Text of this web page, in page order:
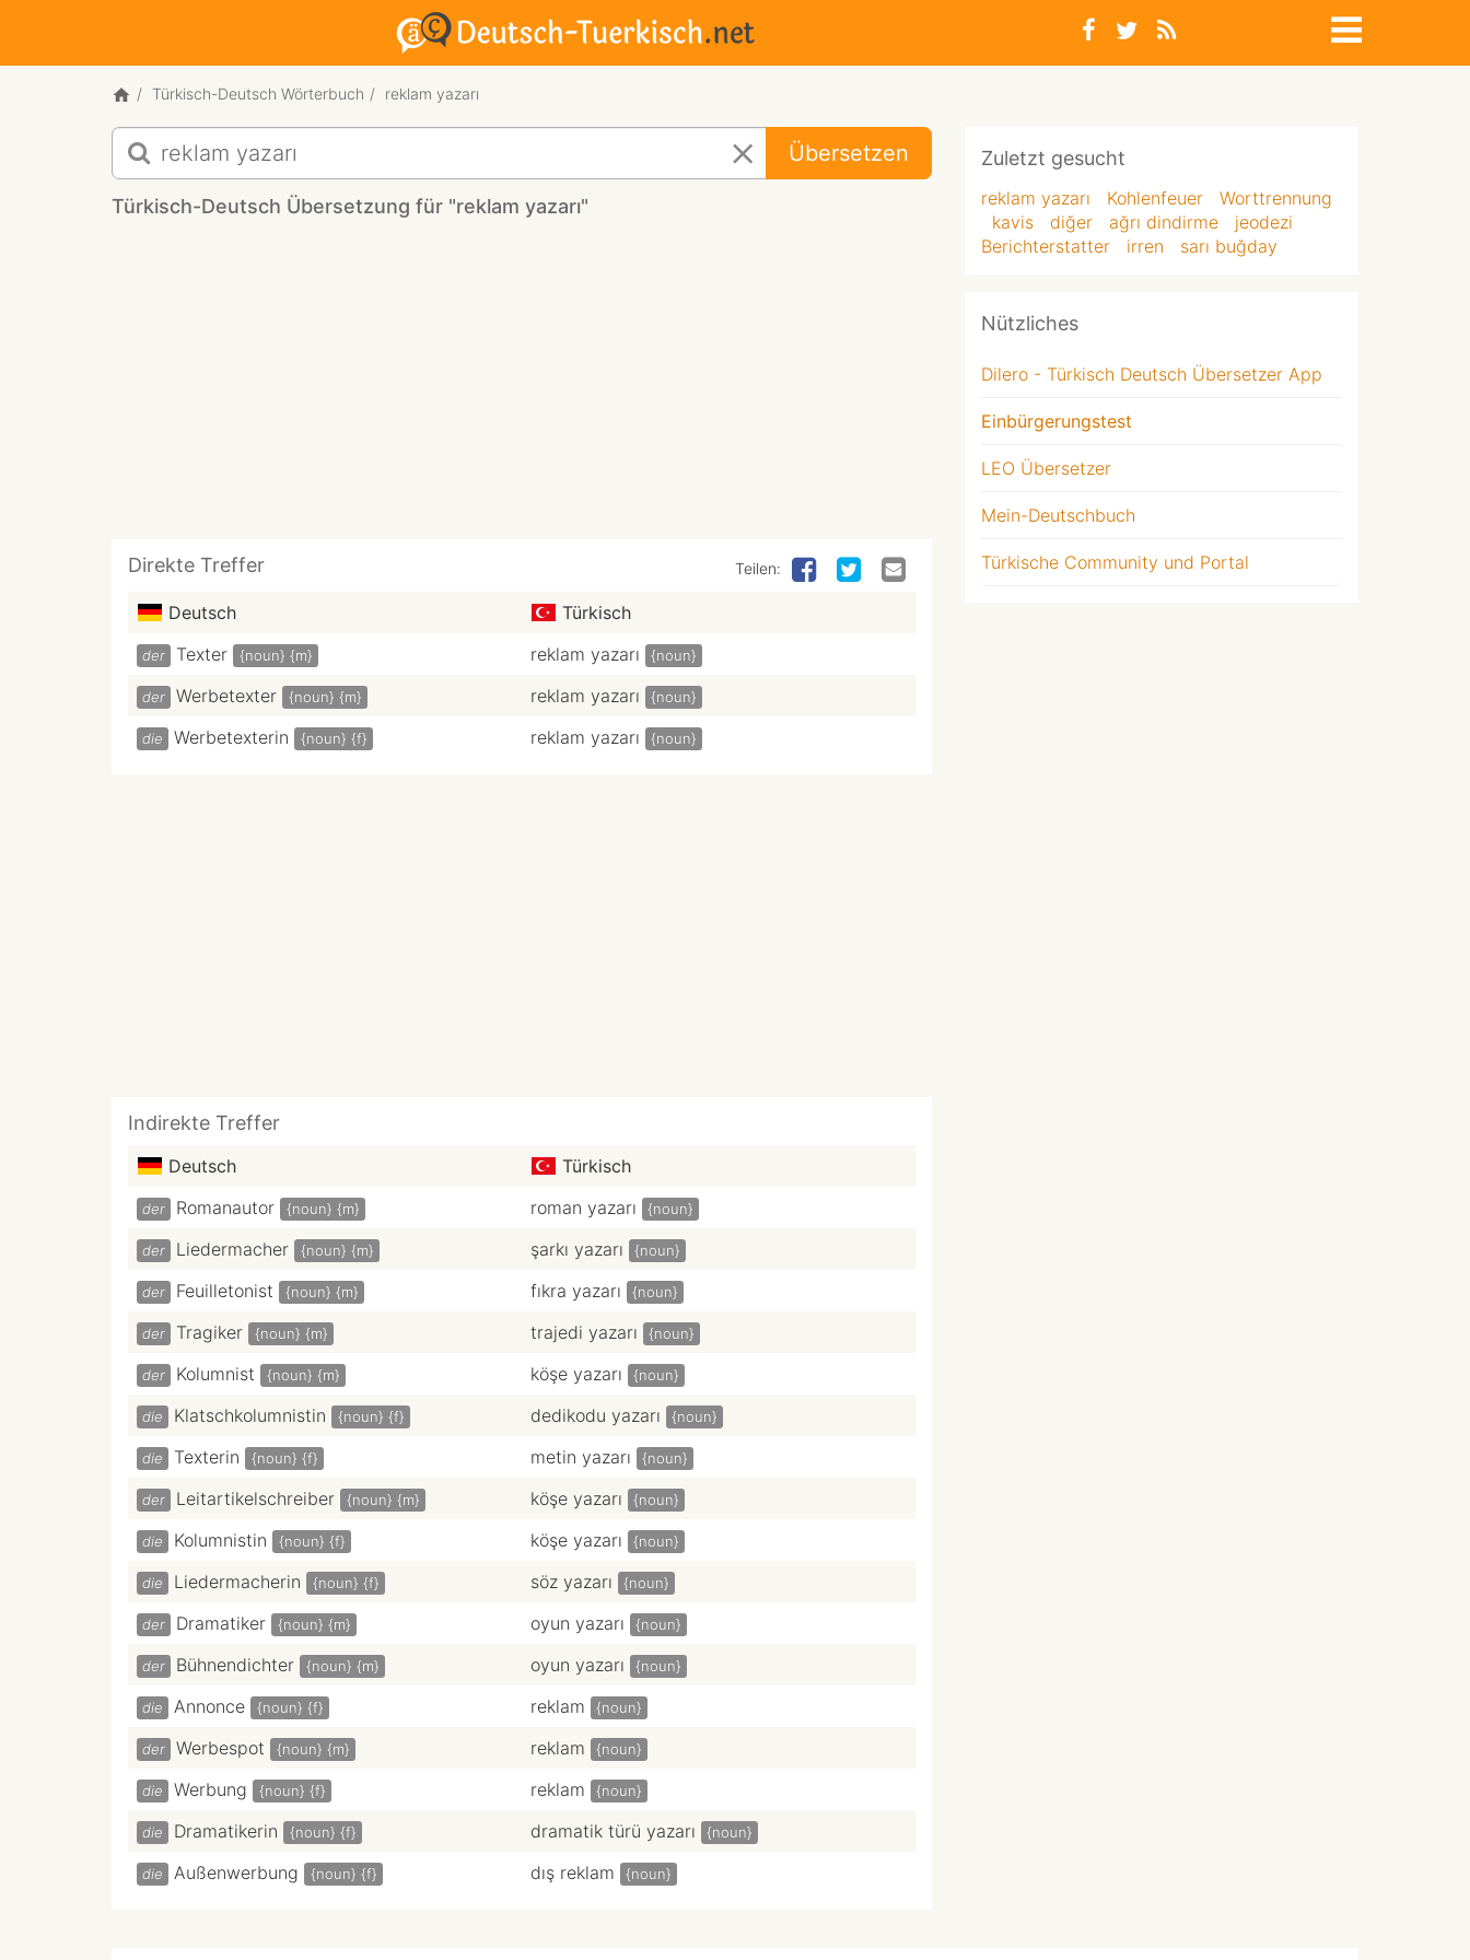
Türkisch-Deutsch Wörterbuch reklam yazarı
Türkisch-
Deutsch
Übersetzung
für
Übersetzen
Türkisch-Deutsch Übersetzung für "reklam yazarı"
Direkte Treffer Teilen:
Deutsch Türkisch
der Texter {noun} {m} reklam yazarı {noun}
der Werbetexter {noun} {m} reklam yazarı {noun}
die Werbetexterin {noun} {f} reklam yazarı {noun}
Indirekte Treffer
Deutsch Türkisch
der Romanautor {noun} {m} roman yazarı {noun}
der Liedermacher {noun} {m} şarkı yazarı {noun}
der Feuilletonist {noun} {m} fıkra yazarı {noun}
der Tragiker {noun} {m} trajedi yazarı {noun}
der Kolumnist {noun} {m} köşe yazarı {noun}
die Klatschkolumnistin {noun} {f} dedikodu yazarı {noun}
die Texterin {noun} {f} metin yazarı {noun}
der Leitartikelschreiber {noun} {m} köşe yazarı {noun}
die Kolumnistin {noun} {f} köşe yazarı {noun}
die Liedermacherin {noun} {f} söz yazarı {noun}
der Dramatiker {noun} {m} oyun yazarı {noun}
der Bühnendichter {noun} {m} oyun yazarı {noun}
die Annonce {noun} {f} reklam {noun}
der Werbespot {noun} {m} reklam {noun}
die Werbung {noun} {f} reklam {noun}
die Dramatikerin {noun} {f} dramatik türü yazarı {noun}
die Außenwerbung {noun} {f} dış reklam {noun}
Zuletzt gesucht
reklam yazarı Kohlenfeuer
Worttrennung
kavis
diğer ağrı dindirme
jeodezi
Berichterstatter
irren sarı buğday
Nützliches
Dilero - Türkisch Deutsch Übersetzer App
Einbürgerungstest
LEO Übersetzer
Mein-Deutschbuch
Türkische Community und Portal